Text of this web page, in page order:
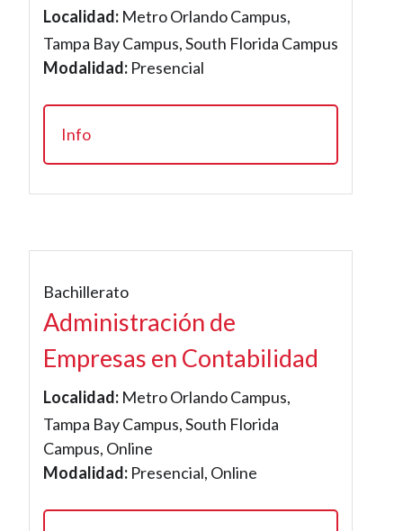
Localidad: Metro Orlando Campus,
Tampa Bay Campus, South Florida Campus
Modalidad: Presencial
Info
Bachillerato
Administración de
Empresas en Contabilidad
Localidad: Metro Orlando Campus,
Tampa Bay Campus, South Florida
Campus, Online
Modalidad: Presencial, Online